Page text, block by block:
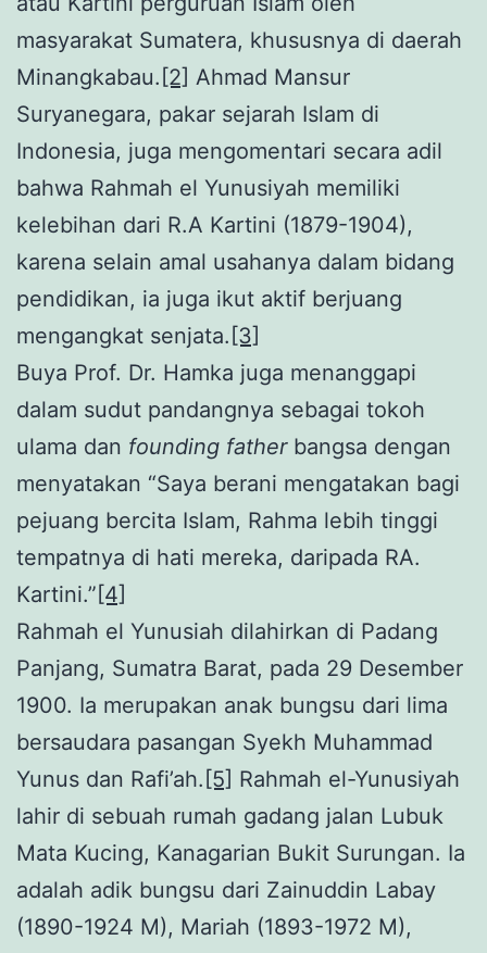
masyarakat Sumatera, khususnya di daerah
Minangkabau. [2] Ahmad Mansur
Suryanegara, pakar sejarah Islam di
Indonesia, juga mengomentari secara adil
bahwa Rahmah el Yunusiyah memiliki
kelebihan dari R.A Kartini (1879-1904),
karena selain amal usahanya dalam bidang
pendidikan, ia juga ikut aktif berjuang
mengangkat senjata. [3]
Buya Prof. Dr. Hamka juga menanggapi
dalam sudut pandangnya sebagai tokoh
ulama dan founding fatherbangsa dengan
menyatakan “Saya berani mengatakan bagi
pejuang bercita Islam, Rahma lebih tinggi
tempatnya di hati mereka, daripada RA.
Kartini.” [4]
Rahmah el Yunusiah dilahirkan di Padang
Panjang, Sumatra Barat, pada 29 Desember
1900. Ia merupakan anak bungsu dari lima
bersaudara pasangan Syekh Muhammad
Yunus dan Rafi’ah. [5] Rahmah el-Yunusiyah
lahir di sebuah rumah gadang jalan Lubuk
Mata Kucing, Kanagarian Bukit Surungan. Ia
adalah adik bungsu dari Zainuddin Labay
(1890-1924 M), Mariah (1893-1972 M),